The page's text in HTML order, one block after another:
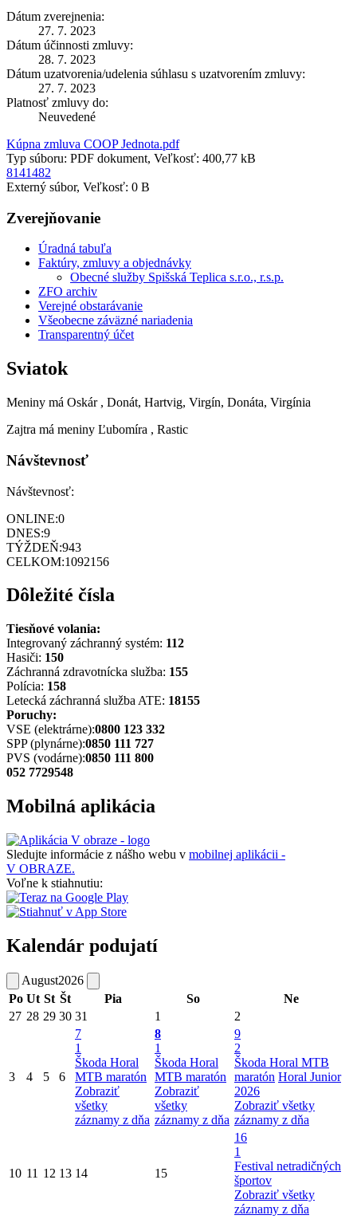
Dátum zverejnenia:
27. 7. 2023
Dátum účinnosti zmluvy:
28. 7. 2023
Dátum uzatvorenia/udelenia súhlasu s uzatvorením zmluvy:
27. 7. 2023
Platnosť zmluvy do:
Neuvedené
Kúpna zmluva COOP Jednota.pdf
Typ súboru: PDF dokument, Veľkosť: 400,77 kB
8141482
Externý súbor, Veľkosť: 0 B
Zverejňovanie
Úradná tabuľa
Faktúry, zmluvy a objednávky
Obecné služby Spišská Teplica s.r.o., r.s.p.
ZFO archiv
Verejné obstarávanie
Všeobecne záväzné nariadenia
Transparentný účet
Sviatok
Meniny má Oskár , Donát, Hartvig, Virgín, Donáta, Virgínia
Zajtra má meniny Ľubomíra , Rastic
Návštevnosť
Návštevnosť:
ONLINE:0
DNES:9
TÝŽDEŇ:943
CELKOM:1092156
Dôležité čísla
Tiesňové volania:
Integrovaný záchranný systém: 112
Hasiči: 150
Záchranná zdravotnícka služba: 155
Polícia: 158
Letecká záchranná služba ATE: 18155
Poruchy:
VSE (elektrárne):0800 123 332
SPP (plynárne):0850 111 727
PVS (vodárne):0850 111 800
052 7729548
Mobilná aplikácia
Sledujte informácie z nášho webu v mobilnej aplikácii -
V OBRAZE.
Voľne k stiahnutiu:
Kalendár podujatí
August2026
Po Ut St Št Pia So
Ne
27 28 29 30 31 1 2
3 4 5 6
7
1
Škoda Horal
MTB maratón
Zobraziť
všetky
záznamy z dňa
8
1
Škoda Horal
MTB maratón
Zobraziť
všetky
záznamy z dňa
9
2
Škoda Horal MTB
maratón Horal Junior
2026
Zobraziť všetky
záznamy z dňa
10 11 12 13 14 15
16
1
Festival netradičných
športov
Zobraziť všetky
záznamy z dňa